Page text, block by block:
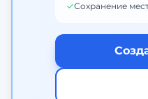
✓Сохранение